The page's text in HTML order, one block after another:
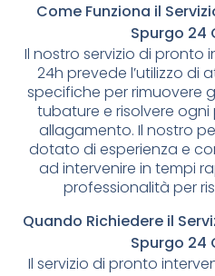
Come Funziona il
Spurgo 24
Il nostro servizio di pronto
24h prevede l’utilizzo di
specifiche per rimuovere
tubature e risolvere
allagamento. Il nostro
dotato di esperienza e
ad intervenire in tempi
professionalità per
Quando Richiedere il
Spurgo 24
Il servizio di pronto